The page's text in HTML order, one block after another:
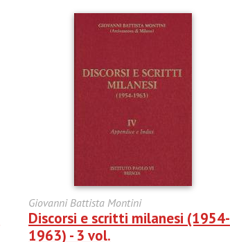
Giovanni Battista Montini
Discorsi e scritti milanesi (1954-
1963) - 3 vol.